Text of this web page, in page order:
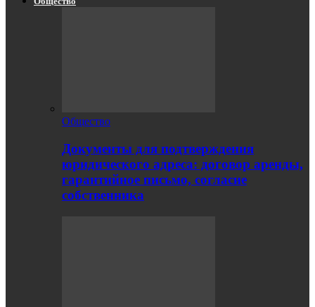
Общество
Документы для подтверждения
юридического адреса: договор аренды,
гарантийное письмо, согласие
собственника